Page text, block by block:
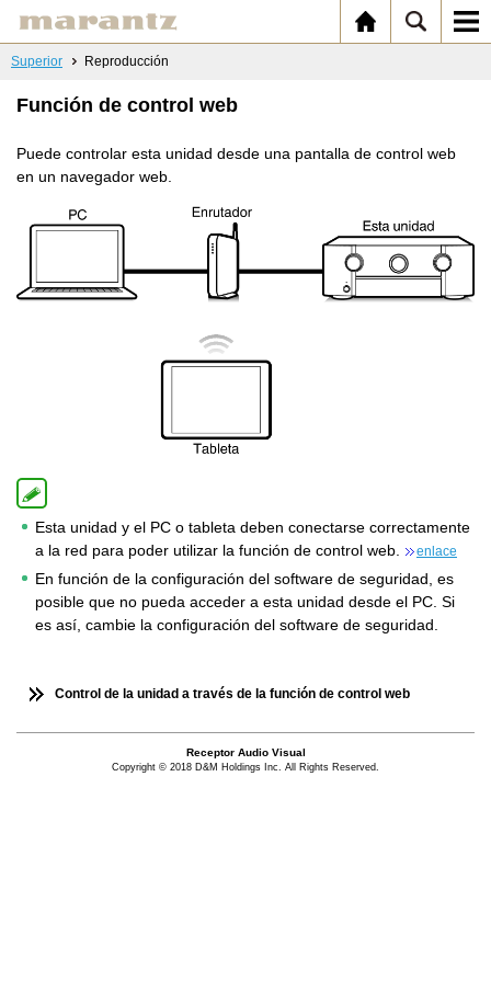
Superior Reproducción
Función de control web
Puede controlar esta unidad desde una pantalla de control web
en un navegador web.
Esta unidad y el PC o tableta deben conectarse correctamente
a la red para poder utilizar la función de control web.
enlace
En función de la configuración del software de seguridad, es
posible que no pueda acceder a esta unidad desde el PC. Si
es así, cambie la configuración del software de seguridad.
Control de la unidad a través de la función de control web
Receptor Audio Visual
Copyright © 2018 D&M Holdings Inc. All Rights Reserved.